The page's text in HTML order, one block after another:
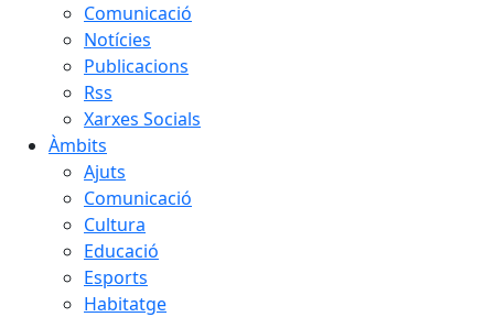
Comunicació
Notícies
Publicacions
Rss
Xarxes Socials
Àmbits
Ajuts
Comunicació
Cultura
Educació
Esports
Habitatge